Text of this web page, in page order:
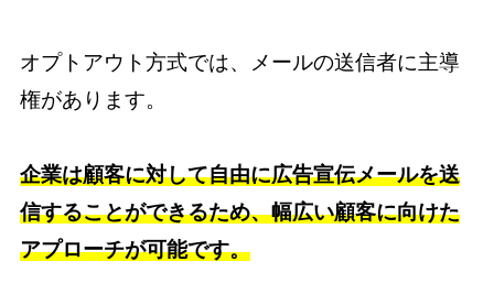
オプトアウト方式では、メールの送信者に主導
権があります。
企業は顧客に対して自由に広告宣伝メールを送
信することができるため、幅広い顧客に向けた
アプローチが可能です。